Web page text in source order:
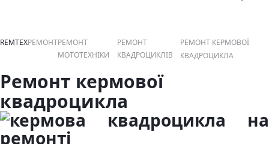
REMTEXРЕМОНТРЕМОНТ
МОТОТЕХНІКИ
РЕМОНТ
КВАДРОЦИКЛІВ
РЕМОНТ КЕРМОВОЇ
КВАДРОЦИКЛА
Ремонт кермової
квадроцикла